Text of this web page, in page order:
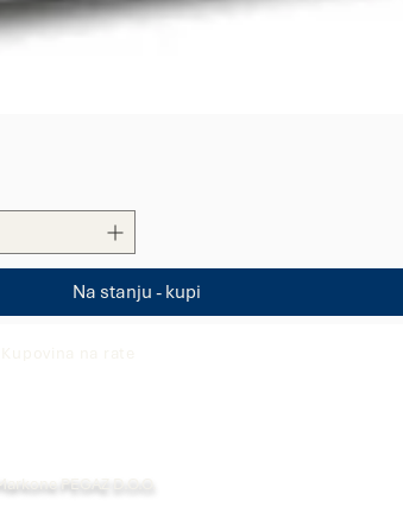
Na stanju - kupi
PEGAZ D.O.O.